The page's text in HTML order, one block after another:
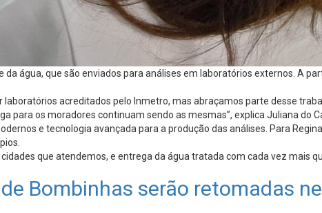
água, que são enviados para análises em laboratórios externos. A
acreditados pelo Inmetro, mas abraçamos parte desse
para os moradores continuam sendo as mesmas”, explica Juliana do
e tecnologia avançada para a produção das análises. Para
que atendemos, e entrega da água tratada com cada vez mais
Bombinhas serão retomadas